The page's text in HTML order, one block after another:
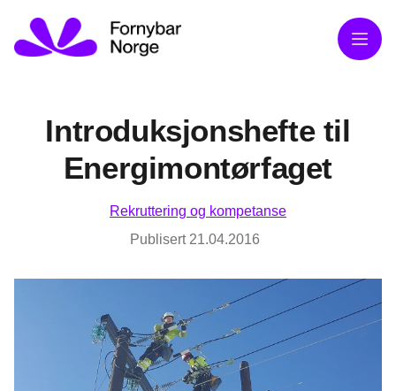
Meny
Introduksjonshefte til
Energimontørfaget
Rekruttering og kompetanse
Publisert 21.04.2016